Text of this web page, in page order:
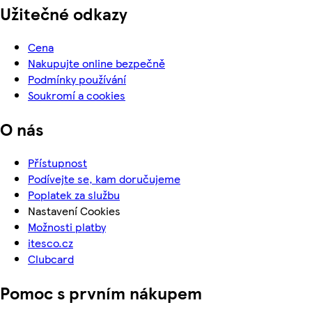
Užitečné odkazy
Cena
Nakupujte online bezpečně
Podmínky používání
Soukromí a cookies
O nás
Přístupnost
Podívejte se, kam doručujeme
Poplatek za službu
Nastavení Cookies
Možnosti platby
itesco.cz
Clubcard
Pomoc s prvním nákupem